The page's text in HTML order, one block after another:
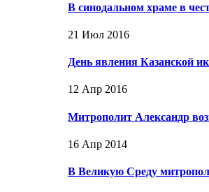
В синодальном храме в
21 Июл 2016
День явления Казанской
12 Апр 2016
Митрополит Александр
16 Апр 2014
В Великую Среду